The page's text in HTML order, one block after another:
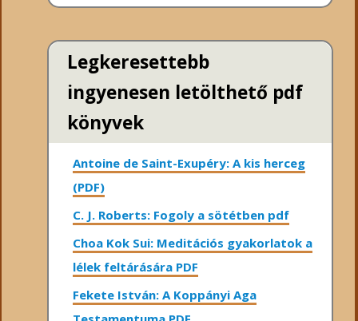
Legkeresettebb
ingyenesen letölthető pdf
könyvek
Antoine de Saint-Exupéry: A kis herceg
(PDF)
C. J. Roberts: Fogoly a sötétben pdf
Choa Kok Sui: Meditációs gyakorlatok a
lélek feltárására PDF
Fekete István: A Koppányi Aga